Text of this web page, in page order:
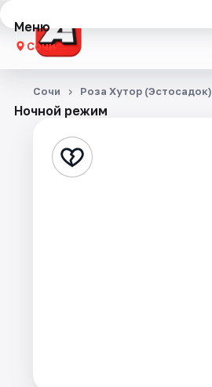
Меню
Сочи
Концерты
Стендап
Ночной режим
Сочи Роза Хутор (Эстосадок)